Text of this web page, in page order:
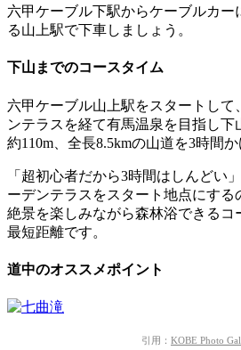
六甲ケーブル下駅からケーブルカー
る山上駅で下車しましょう。
下山までのコースタイム
六甲ケーブル山上駅をスタートし
ンテラスを経て有馬温泉を目指し下
約110m、全長8.5kmの山道を3時間
「超初心者だから3時間はしんどい
ーデンテラスをスタート地点にす
絶景を楽しみながら森林浴できるコ
最短距離です。
道中のオススメポイント
引用： KOBE Photo